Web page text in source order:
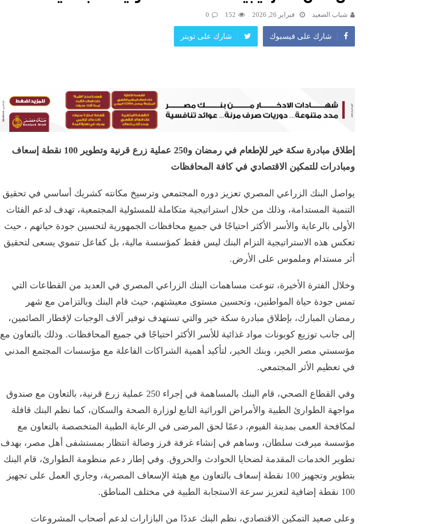
شباب الصعيد فبراير 26, 2026 152
0
شارك على فيسبوك شارك على تويتر
إطلاق مبادرة سكة خير للإطعام في رمضان و250 عملية زرع قرنية وتطوير 100 نقطة إسعاف
ومبادرات للتمكين الاقتصادي في كافة المحافظات
يواصل البنك الزراعي المصري تعزيز دوره المجتمعي وترسيخ مكانته كشريك أساسي في تحقيق
التنمية المستدامة، وذلك من خلال استراتيجية متكاملة للمسئولية المجتمعية، تهدف لدعم الفئات
الأولى بالرعاية والأسر الأكثر احتياجًا في جميع محافظات الجمهورية لتحسين جودة حياتهم ، حيث
تعكس هذه الاستراتيجية التزام البنك ليس فقط كمؤسسة مالية، بل كفاعل تنموي يسعى لتحقيق
أثر مستدام وملموس على الأرض.
وخلال الفترة الأخيرة، تنوعت مساهمات البنك الزراعي المصري في العديد من القطاعات التي
تمس جودة حياة المواطنين، وتحسين مستوى معيشتهم، حيث قام البنك وبالتزامن مع شهر
رمضان المبارك، بإطلاق مبادرة سكة خير والتي تستهدف توفير آلاف الوجبات لإفطار الصائمين،
إلى جانب توزيع كوبونات مواد غذائية للأسر الأكثر احتياجًا في جميع المحافظات. وذلك بالتعاون مع
مؤسستي مصر الخير، وبنك الخير، لتأكيد أهمية الشراكات الفاعلة مع مؤسسات المجتمع المدني
في تعظيم الأثر المجتمعي.
وفي القطاع الصحي، قام البنك بالمساهمة في إجراء 250 عملية زرع قرنية، بالتعاون مع صندوق
مواجهة الطوارئ الطبية والأمراض الوراثية التابع لوزارة الصحة والسكان، كما نظم البنك قافلة
لمكافحة العمى بمدينة الفيوم، دعمًا لحق المرضى في الرعاية الطبية المتخصصة بالتعاون مع
مؤسسة ميرفت سلطان، وساهم في إنشاء غرفة فرز وصالة انتظار بمستشفى أهل مصر، بهدف
تطوير الخدمات المقدمة لضحايا الحوادث والحروق. وفي إطار دعم منظومة الطوارئ، قام البنك
بتطوير وتجهيز 100 نقطة إسعاف بالتعاون مع هيئة الإسعاف المصرية، وجاري العمل على تجهيز
100 نقطة إضافية لتعزيز سرعة الاستجابة الطبية في مختلف المناطق.
وعلى صعيد التمكين الاقتصادي، نظم البنك عددًا من البازارات لدعم أصحاب المشروعات